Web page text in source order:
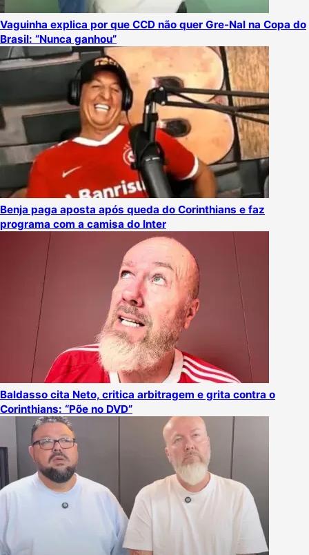
Vaguinha explica por que CCD não quer Gre-Nal na Copa do
Brasil: “Nunca ganhou”
Benja paga aposta após queda do Corinthians e faz
programa com a camisa do Inter
Baldasso cita Neto, critica arbitragem e grita contra o
Corinthians: “Põe no DVD”